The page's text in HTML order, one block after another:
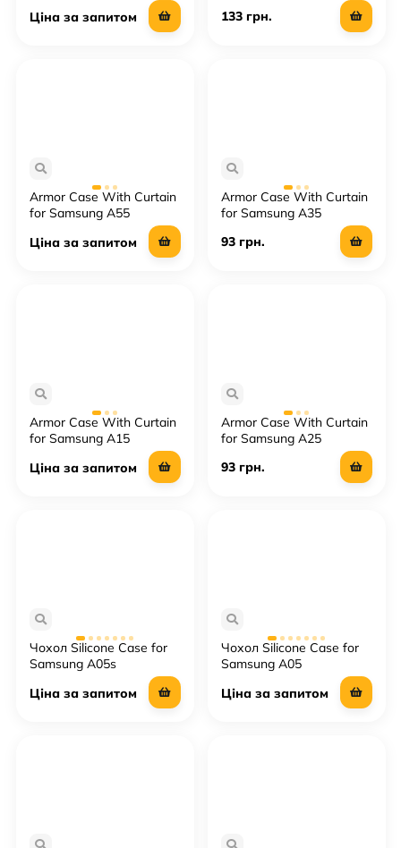
Ціна за запитом
133 грн.
Armor Case With Curtain
for Samsung A55
Ціна за запитом
Armor Case With Curtain
for Samsung A35
93 грн.
Armor Case With Curtain
for Samsung A15
Ціна за запитом
Armor Case With Curtain
for Samsung A25
93 грн.
Чохол Silicone Case for
Samsung A05s
Ціна за запитом
Чохол Silicone Case for
Samsung A05
Ціна за запитом